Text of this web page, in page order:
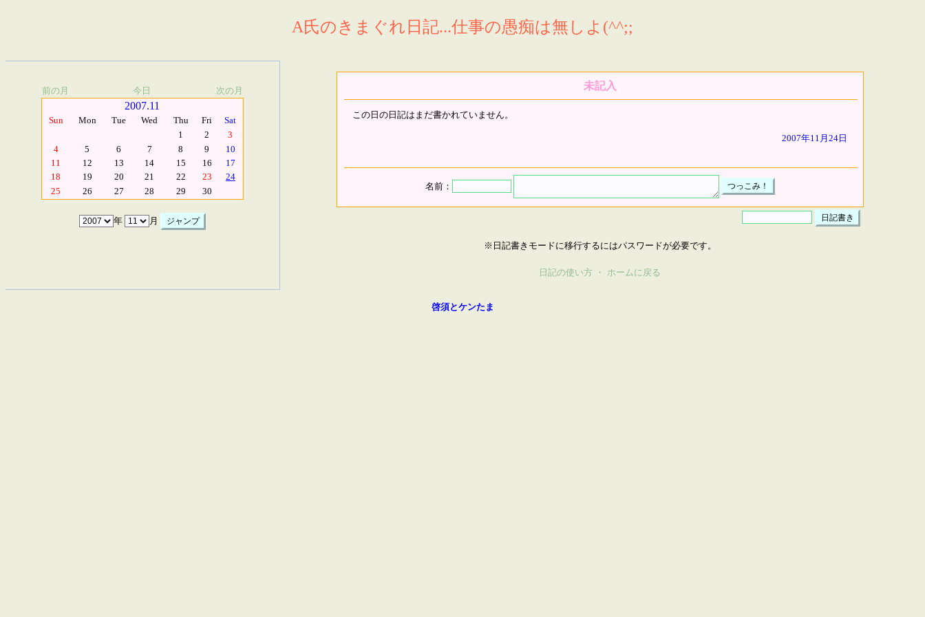
A氏のきまぐれ日記...仕事の愚痴は無しよ(^^;;
前の月 今日 次の月
2007.11
Sun Mon Tue Wed Thu Fri
Sat
1
2
3
4
5 6 7 8 9
10
11
12 13 14 15 16
17
18
19 20 21 22 23
24
25
26 27 28 29 30
年 月
未記入
この日の日記はまだ書かれていません。
2007年11月24日
名前：
※日記書きモードに移行するにはパスワードが必要です。
日記の使い方 ・ ホームに戻る
啓須とケンたま